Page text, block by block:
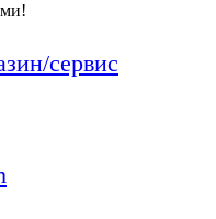
сервис